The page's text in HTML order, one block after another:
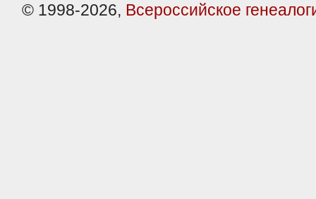
© 1998-2026, Всероссийское